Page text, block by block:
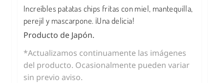
Increíbles patatas chips fritas con miel, mantequilla,
perejil y mascarpone. ¡Una delicia!
Producto de Japón.
*Actualizamos continuamente las imágenes
del producto. Ocasionalmente pueden variar
sin previo aviso.